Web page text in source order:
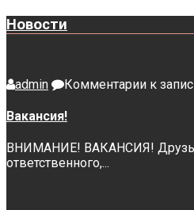
Новости
admin Комментарии к
Вакансия!
ВНИМАНИЕ! ВАКАНСИЯ!
ответственного,...